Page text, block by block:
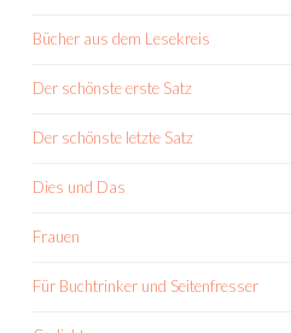
Bücher aus dem Lesekreis
Der schönste erste Satz
Der schönste letzte Satz
Dies und Das
Frauen
Für Buchtrinker und Seitenfresser